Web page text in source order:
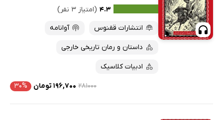
۴.۳ (امتیاز ۳ نفر)
انتشارات ققنوس
آوانامه
داستان و رمان تاریخی خارجی
ادبیات کلاسیک
۲۸۱۰۰۰ ۱۹۶,۷۰۰ تومان ۳۰%